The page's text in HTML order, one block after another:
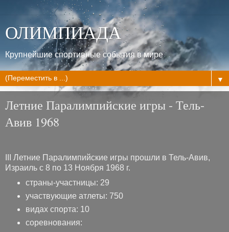
ОЛИМПИАДА
Крупнейшие спортивные события в мире
▼
Летние Паралимпийские игры - Тель-
Авив 1968
III Летние Паралимпийские игры прошли в Тель-Авив,
Израиль с 8 по 13 Ноября 1968 г.
страны-участницы: 29
участвующие атлеты: 750
видах спорта: 10
соревнования: